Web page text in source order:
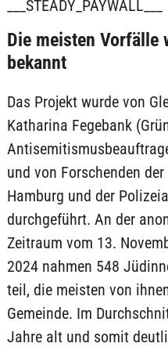
___STEADY_PAYWALL___
Die meisten Vorfälle
bekannt
Das Projekt wurde von
Katharina Fegebank
und von Forschenden
Hamburg und der
durchgeführt. An der
Zeitraum vom 13.
2024 nahmen 548
teil, die meisten von
Gemeinde. Im
Jahre alt und somit